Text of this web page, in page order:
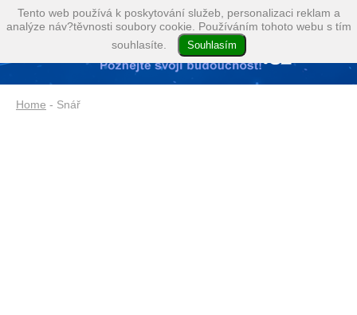
Home - Snář
Tento web používá k poskytování služeb, personalizaci reklam a
analýze náv?těvnosti soubory cookie. Používáním tohoto webu s tím
souhlasíte.